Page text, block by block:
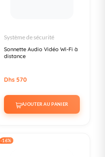
Système de sécurité
Sonnette Audio Vidéo Wi-Fi à
distance
Dhs 570
AJOUTER AU PANIER
-16%